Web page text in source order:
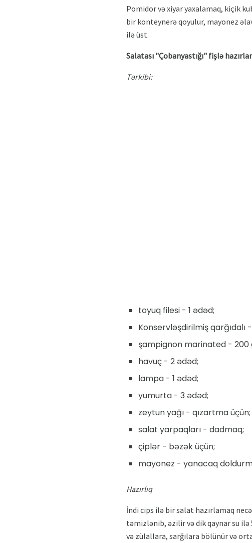
Pomidor və xiyar yaxalamaq, kiçik
bir konteynerə qoyulur, mayonez
ilə üst.
Salatası "Çobanyastığı" fişlə
Tərkibi:
toyuq filesi - 1 ədəd;
Konservləşdirilmiş qarğıdalı
şampignon marinated - 200
havuç - 2 ədəd;
lampa - 1 ədəd;
yumurta - 3 ədəd;
zeytun yağı - qızartma üçün;
salat yarpaqları - dadmaq;
çiplər - bəzək üçün;
mayonez - yanacaq
Hazırlıq
İndi cips ilə bir salat hazırlamaq
təmizlənib, əzilir və dik qaynar su ilə
və zülallara, sarğılara bölünür və